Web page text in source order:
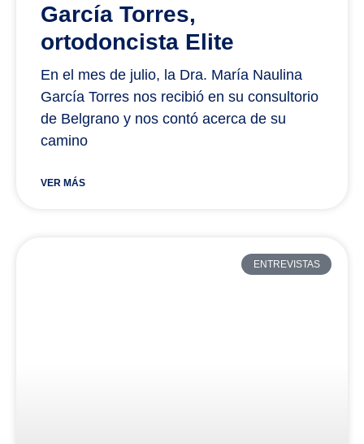
García Torres,
ortodoncista Elite
En el mes de julio, la Dra. María Naulina
García Torres nos recibió en su consultorio
de Belgrano y nos contó acerca de su
camino
VER MÁS
ENTREVISTAS